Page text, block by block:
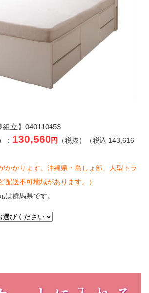
立】040110453
： 130,560 円
（税抜）（税込 143,616
かかります。沖縄県・島しょ部、大型トラ
配送不可地域があります。）
は群馬県です。